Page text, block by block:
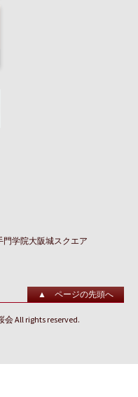
学院大阪城スクエア
▲ ページの先頭へ
会 All rights reserved.